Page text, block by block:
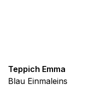
Teppich Emma
Blau Einmaleins